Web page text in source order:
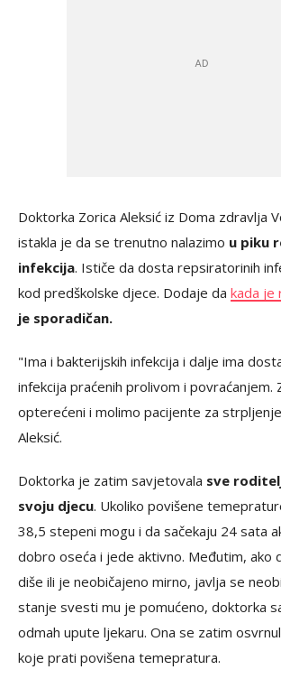
Doktorka Zorica Aleksić iz Doma zdravlja
istakla je da se trenutno nalazimo u piku
infekcija. Ističe da dosta repsiratorinih
kod predškolske djece. Dodaje da kada je
je sporadičan.
"Ima i bakterijskih infekcija i dalje ima
infekcija praćenih prolivom i povraćanjem.
opterećeni i molimo pacijente za
Aleksić.
Doktorka je zatim savjetovala sve
svoju djecu. Ukoliko povišene
38,5 stepeni mogu i da sačekaju 24 sata
dobro oseća i jede aktivno. Međutim, ako
diše ili je neobičajeno mirno, javlja se
stanje svesti mu je pomućeno, doktorka
odmah upute ljekaru. Ona se zatim
koje prati povišena temepratura.